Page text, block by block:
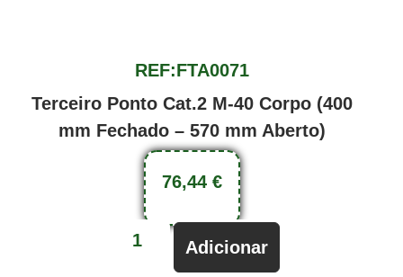
REF:FTA0071
Terceiro Ponto Cat.2 M-40 Corpo (400
mm Fechado – 570 mm Aberto)
76,44€
Adicionar